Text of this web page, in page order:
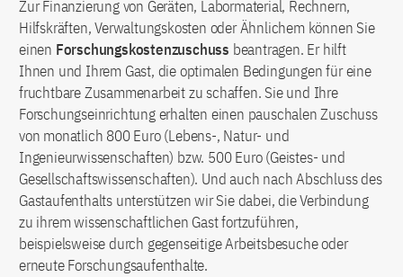
Zur Finanzierung von Geräten, Labormaterial, Rechnern,
Hilfskräften, Verwaltungskosten oder Ähnlichem können Sie
einen Forschungskostenzuschuss beantragen. Er hilft
Ihnen und Ihrem Gast, die optimalen Bedingungen für eine
fruchtbare Zusammenarbeit zu schaffen. Sie und Ihre
Forschungseinrichtung erhalten einen pauschalen Zuschuss
von monatlich 800 Euro (Lebens-, Natur- und
Ingenieurwissenschaften) bzw. 500 Euro (Geistes- und
Gesellschaftswissenschaften). Und auch nach Abschluss des
Gastaufenthalts unterstützen wir Sie dabei, die Verbindung
zu ihrem wissenschaftlichen Gast fortzuführen,
beispielsweise durch gegenseitige Arbeitsbesuche oder
erneute Forschungsaufenthalte.